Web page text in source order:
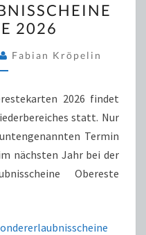
2026
Fabian Kröpelin
2026 findet
statt. Nur
Termin
nächsten Jahr bei der
Obereste